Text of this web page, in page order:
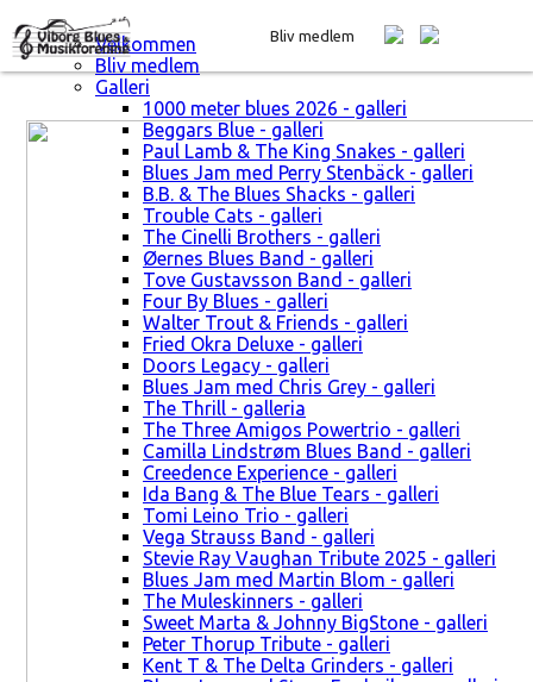
Bliv medlem
Velkommen
Bliv medlem
Galleri
1000 meter blues 2026 - galleri
Beggars Blue - galleri
Paul Lamb & The King Snakes - galleri
Blues Jam med Perry Stenbäck - galleri
B.B. & The Blues Shacks - galleri
Trouble Cats - galleri
The Cinelli Brothers - galleri
Øernes Blues Band - galleri
Tove Gustavsson Band - galleri
Four By Blues - galleri
Walter Trout & Friends - galleri
Fried Okra Deluxe - galleri
Doors Legacy - galleri
Blues Jam med Chris Grey - galleri
The Thrill - galleria
The Three Amigos Powertrio - galleri
Camilla Lindstrøm Blues Band - galleri
Creedence Experience - galleri
Ida Bang & The Blue Tears - galleri
Tomi Leino Trio - galleri
Vega Strauss Band - galleri
Stevie Ray Vaughan Tribute 2025 - galleri
Blues Jam med Martin Blom - galleri
The Muleskinners - galleri
Sweet Marta & Johnny BigStone - galleri
Peter Thorup Tribute - galleri
Kent T & The Delta Grinders - galleri